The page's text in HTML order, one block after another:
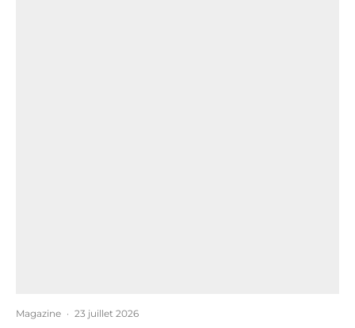
Magazine · 23 juillet 2026